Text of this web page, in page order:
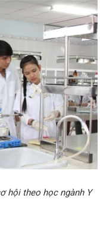
hội theo học ngành Y